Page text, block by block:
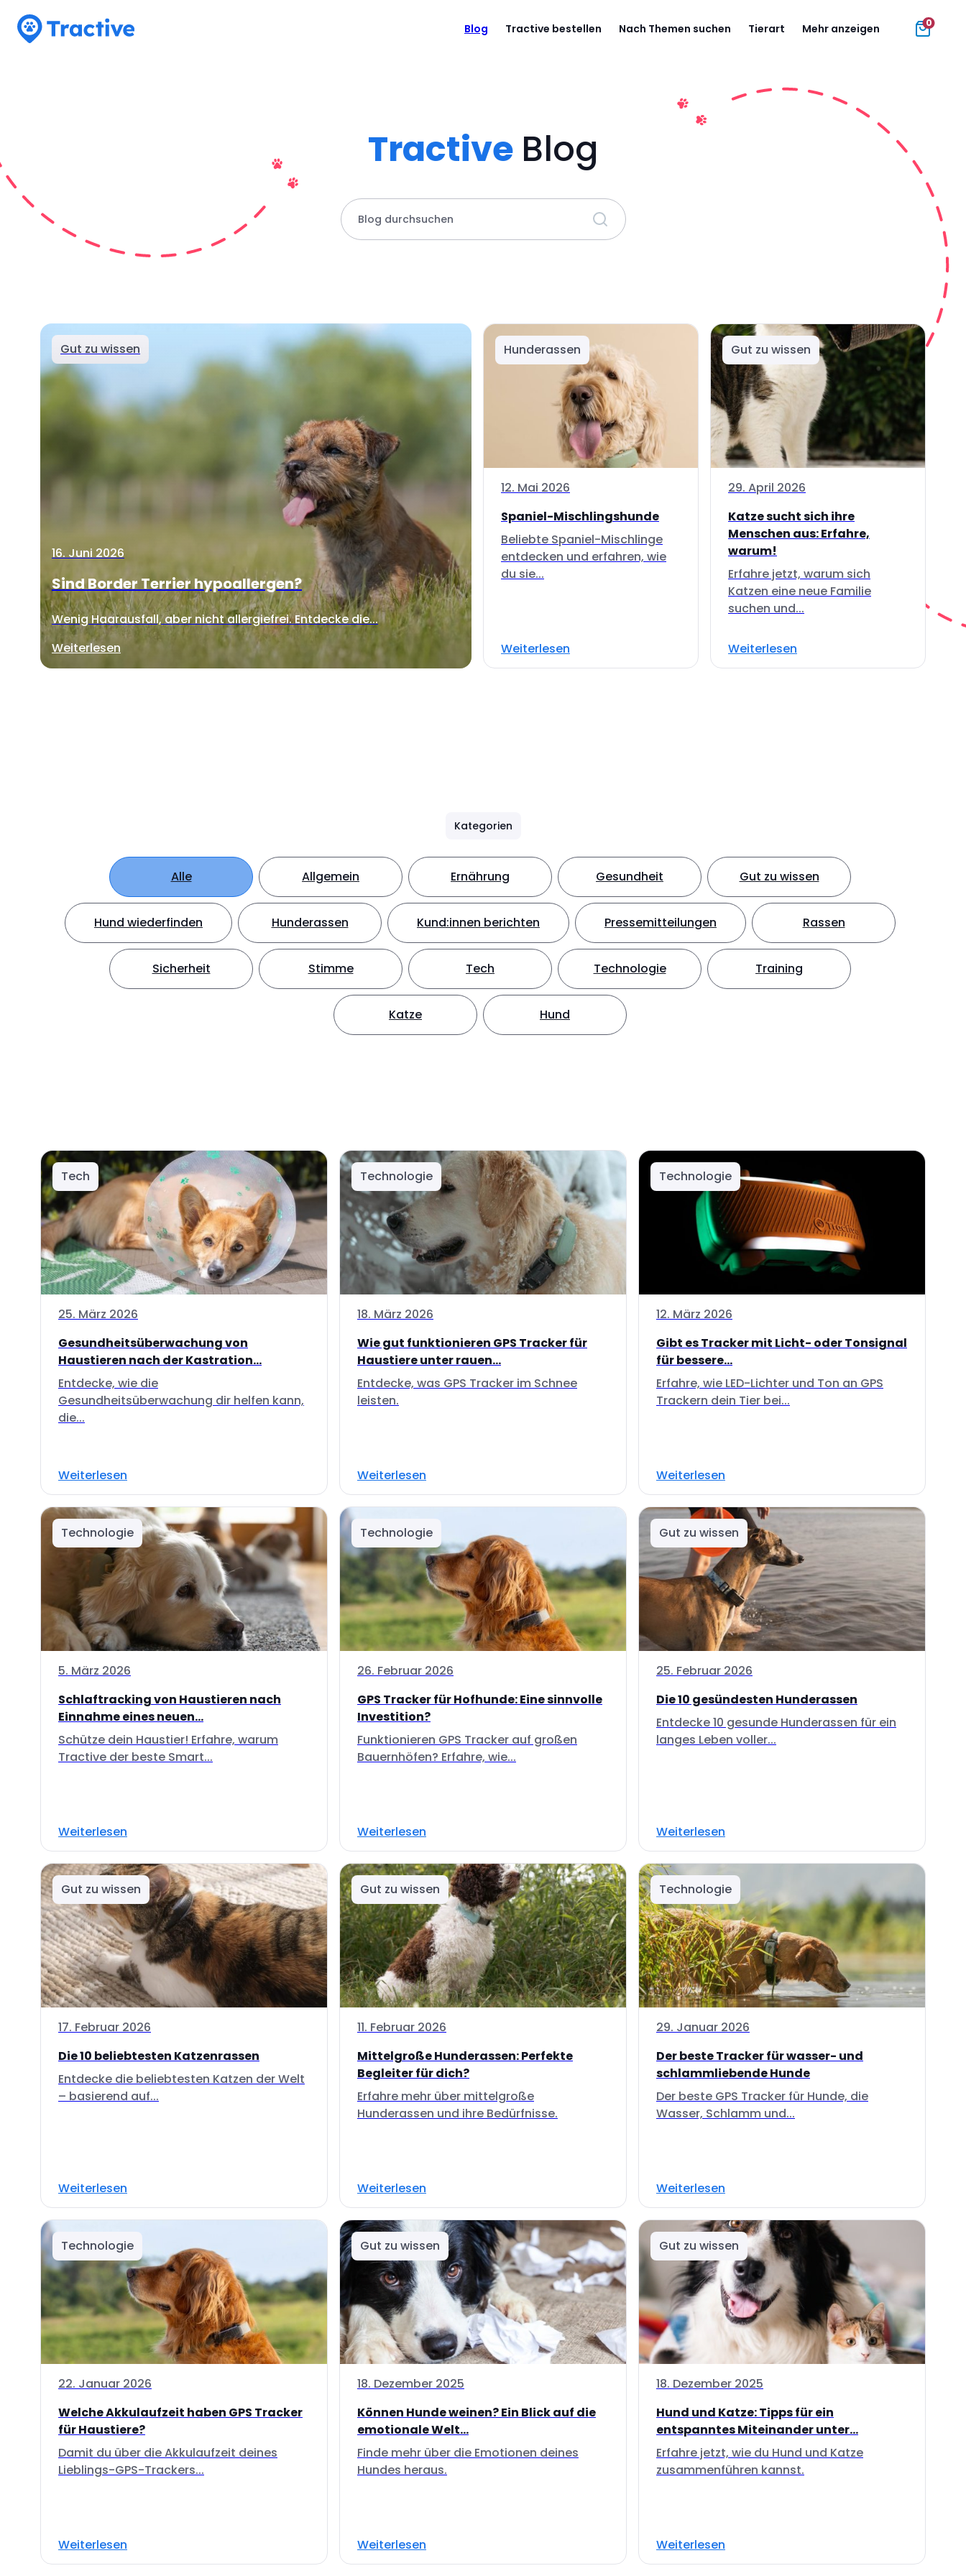
Blog Tractive bestellen Nach Themen suchen Tierart Mehr anzeigen 0
Tractive Blog
Blog durchsuchen
Gut zu wissen
16. Juni 2026
Sind Border Terrier hypoallergen?
Wenig Haarausfall, aber nicht allergiefrei. Entdecke die...
Weiterlesen
Hunderassen
12. Mai 2026
Spaniel-Mischlingshunde
Beliebte Spaniel-Mischlinge
entdecken und erfahren, wie
du sie...
Weiterlesen
Gut zu wissen
29. April 2026
Katze sucht sich ihre
Menschen aus: Erfahre,
warum!
Erfahre jetzt, warum sich
Katzen eine neue Familie
suchen und...
Weiterlesen
Kategorien
Alle Allgemein Ernährung Gesundheit Gut zu wissen
Hund wiederfinden Hunderassen Kund:innen berichten Pressemitteilungen Rassen
Sicherheit Stimme Tech Technologie Training
Katze Hund
Tech
25. März 2026
Gesundheitsüberwachung von
Haustieren nach der Kastration...
Entdecke, wie die
Gesundheitsüberwachung dir helfen kann,
die...
Weiterlesen
Technologie
18. März 2026
Wie gut funktionieren GPS Tracker für
Haustiere unter rauen...
Entdecke, was GPS Tracker im Schnee
leisten.
Weiterlesen
Technologie
12. März 2026
Gibt es Tracker mit Licht- oder Tonsignal
für bessere...
Erfahre, wie LED-Lichter und Ton an GPS
Trackern dein Tier bei...
Weiterlesen
Technologie
5. März 2026
Schlaftracking von Haustieren nach
Einnahme eines neuen...
Schütze dein Haustier! Erfahre, warum
Tractive der beste Smart...
Weiterlesen
Technologie
26. Februar 2026
GPS Tracker für Hofhunde: Eine sinnvolle
Investition?
Funktionieren GPS Tracker auf großen
Bauernhöfen? Erfahre, wie...
Weiterlesen
Gut zu wissen
25. Februar 2026
Die 10 gesündesten Hunderassen
Entdecke 10 gesunde Hunderassen für ein
langes Leben voller...
Weiterlesen
Gut zu wissen
17. Februar 2026
Die 10 beliebtesten Katzenrassen
Entdecke die beliebtesten Katzen der Welt
– basierend auf...
Weiterlesen
Gut zu wissen
11. Februar 2026
Mittelgroße Hunderassen: Perfekte
Begleiter für dich?
Erfahre mehr über mittelgroße
Hunderassen und ihre Bedürfnisse.
Weiterlesen
Technologie
29. Januar 2026
Der beste Tracker für wasser- und
schlammliebende Hunde
Der beste GPS Tracker für Hunde, die
Wasser, Schlamm und...
Weiterlesen
Technologie
22. Januar 2026
Welche Akkulaufzeit haben GPS Tracker
für Haustiere?
Damit du über die Akkulaufzeit deines
Lieblings-GPS-Trackers...
Weiterlesen
Gut zu wissen
18. Dezember 2025
Können Hunde weinen? Ein Blick auf die
emotionale Welt...
Finde mehr über die Emotionen deines
Hundes heraus.
Weiterlesen
Gut zu wissen
18. Dezember 2025
Hund und Katze: Tipps für ein
entspanntes Miteinander unter...
Erfahre jetzt, wie du Hund und Katze
zusammenführen kannst.
Weiterlesen